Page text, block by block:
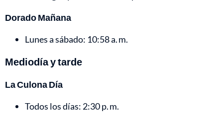
Dorado Mañana
Lunes a sábado: 10:58 a. m.
Mediodía y tarde
La Culona Día
Todos los días: 2:30 p. m.